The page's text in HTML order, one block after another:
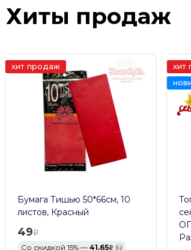
Хиты продаж
хит продаж
Бумага Тишью 50*66см, 10
листов, Красный
49
Со скидкой 15% — 41.65 ?
хит